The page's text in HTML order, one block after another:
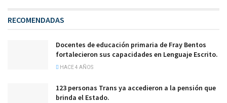
RECOMENDADAS
Docentes de educación primaria de Fray Bentos
fortalecieron sus capacidades en Lenguaje Escrito.
HACE 4 AÑOS
123 personas Trans ya accedieron a la pensión que
brinda el Estado.